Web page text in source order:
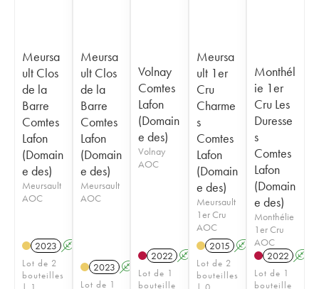
Meursa
ult Clos
de la
Barre
Comtes
Lafon
(Domain
e des)
Meursault
AOC
2023 A
Lot de 2
bouteilles
Meursa
ult Clos
de la
Barre
Comtes
Lafon
(Domain
e des)
Meursault
AOC
2023 A
Lot de 1
Volnay
Comtes
Lafon
(Domain
e des)
Volnay
AOC
2022 A
Lot de 1
bouteille
Meursa
ult 1er
Cru
Charme
s
Comtes
Lafon
(Domain
e des)
Meursault
1er Cru
AOC
2015 A
Lot de 2
bouteilles
Monthél
ie 1er
Cru Les
Duresse
s
Comtes
Lafon
(Domain
e des)
Monthélie
1er Cru
AOC
2022 A
Lot de 1
bouteille